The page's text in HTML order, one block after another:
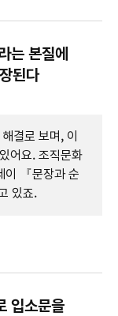
는 본질에
된다
결로 보며, 이
어요. 조직문화
이 『문장과 순
있죠.
입소문을